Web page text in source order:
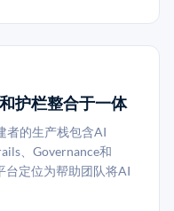
护栏整合于一体
者的生产栈包含AI
、Governance和
台定位为帮助团队将AI